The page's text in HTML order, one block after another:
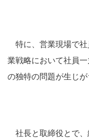
特に、営業現場で社
業戦略において社員
の独特の問題が生じが
社長と取締役とで、